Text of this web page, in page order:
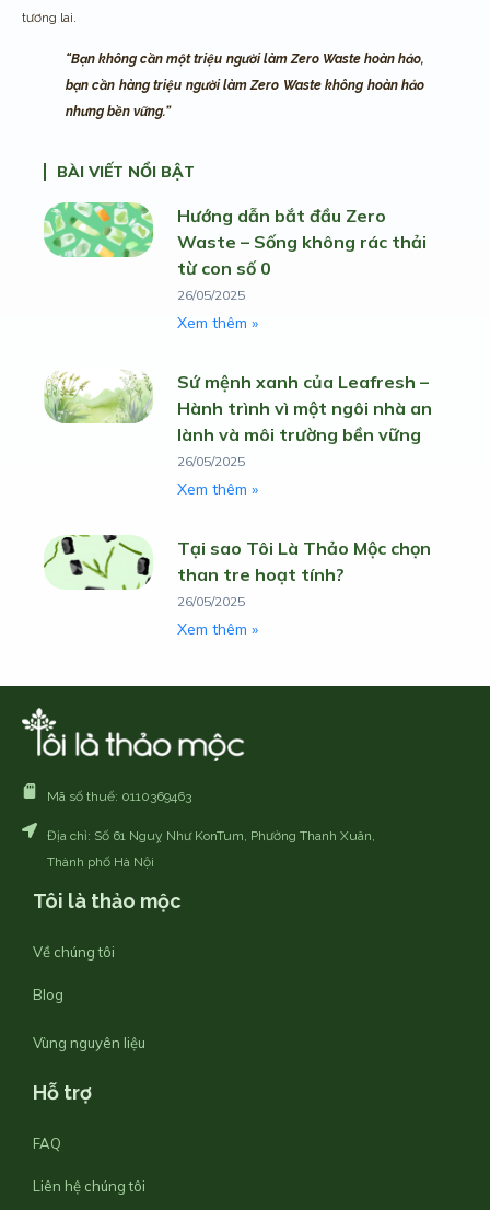
tương lai.
“Bạn không cần một triệu người làm Zero Waste hoàn hảo,
bạn cần hàng triệu người làm Zero Waste không hoàn hảo
nhưng bền vững.”
BÀI VIẾT NỔI BẬT
Hướng dẫn bắt đầu Zero
Waste – Sống không rác thải
từ con số 0
26/05/2025
Xem thêm »
Sứ mệnh xanh của Leafresh –
Hành trình vì một ngôi nhà an
lành và môi trường bền vững
26/05/2025
Xem thêm »
Tại sao Tôi Là Thảo Mộc chọn
than tre hoạt tính?
26/05/2025
Xem thêm »
Mã số thuế: 0110369463
Địa chỉ: Số 61 Nguỵ Như KonTum, Phường Thanh Xuân,
Thành phố Hà Nội
Tôi là thảo mộc
Về chúng tôi
Blog
Vùng nguyên liệu
Hỗ trợ
FAQ
Liên hệ chúng tôi